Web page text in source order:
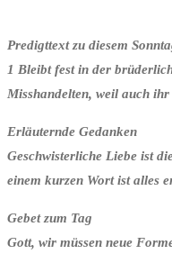
Predigttext zu diesem
1 Bleibt fest in der
Misshandelten, weil auch
Erläuternde Gedanken
Geschwisterliche Liebe ist
einem kurzen Wort ist alles
Gebet zum Tag
Gott, wir müssen neue